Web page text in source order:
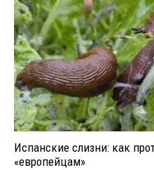
Испанские слизни: как
«европейцам»